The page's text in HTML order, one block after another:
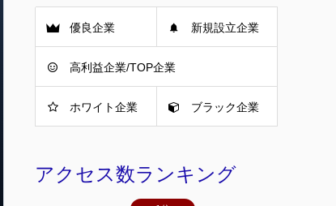
優良企業 新規設立企業
高利益企業/TOP企業
ホワイト企業 ブラック企業
アクセス数ランキング